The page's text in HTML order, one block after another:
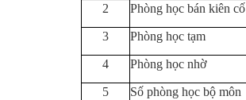
2 Phòng học bán kiên cố
3 Phòng học tạm
4 Phòng học nhờ
5 Số phòng học bộ môn